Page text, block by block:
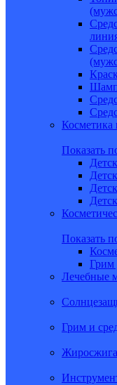
Косметика
Показать
Показать
Грим
Лечебные
Грим и